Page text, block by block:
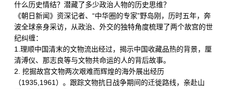
什么历史情结？潜藏了多少政治人物的历史思维？
《朝日新闻》资深记者、“中华圈的专家”野岛刚，历时五年，奔
波全球亲身采访，从政治、外交的独特角度梳理了两个故宫的世
纪纠缠：
1.理顺中国清末的文物流出经过，揭示中国收藏品热的背景，厘
清溥仪、那志良等与文物共命运的人的背后故事。
2. 挖掘故宫文物两次艰难而辉煌的海外展出经历
（1935,1961）。跟踪文物抗日战争期间的迁徙路线，亲赴山